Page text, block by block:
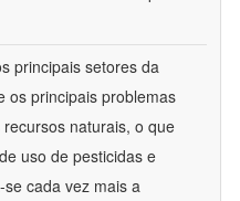
principais setores da
os principais problemas
naturais, o que
uso de pesticidas e
cada vez mais a